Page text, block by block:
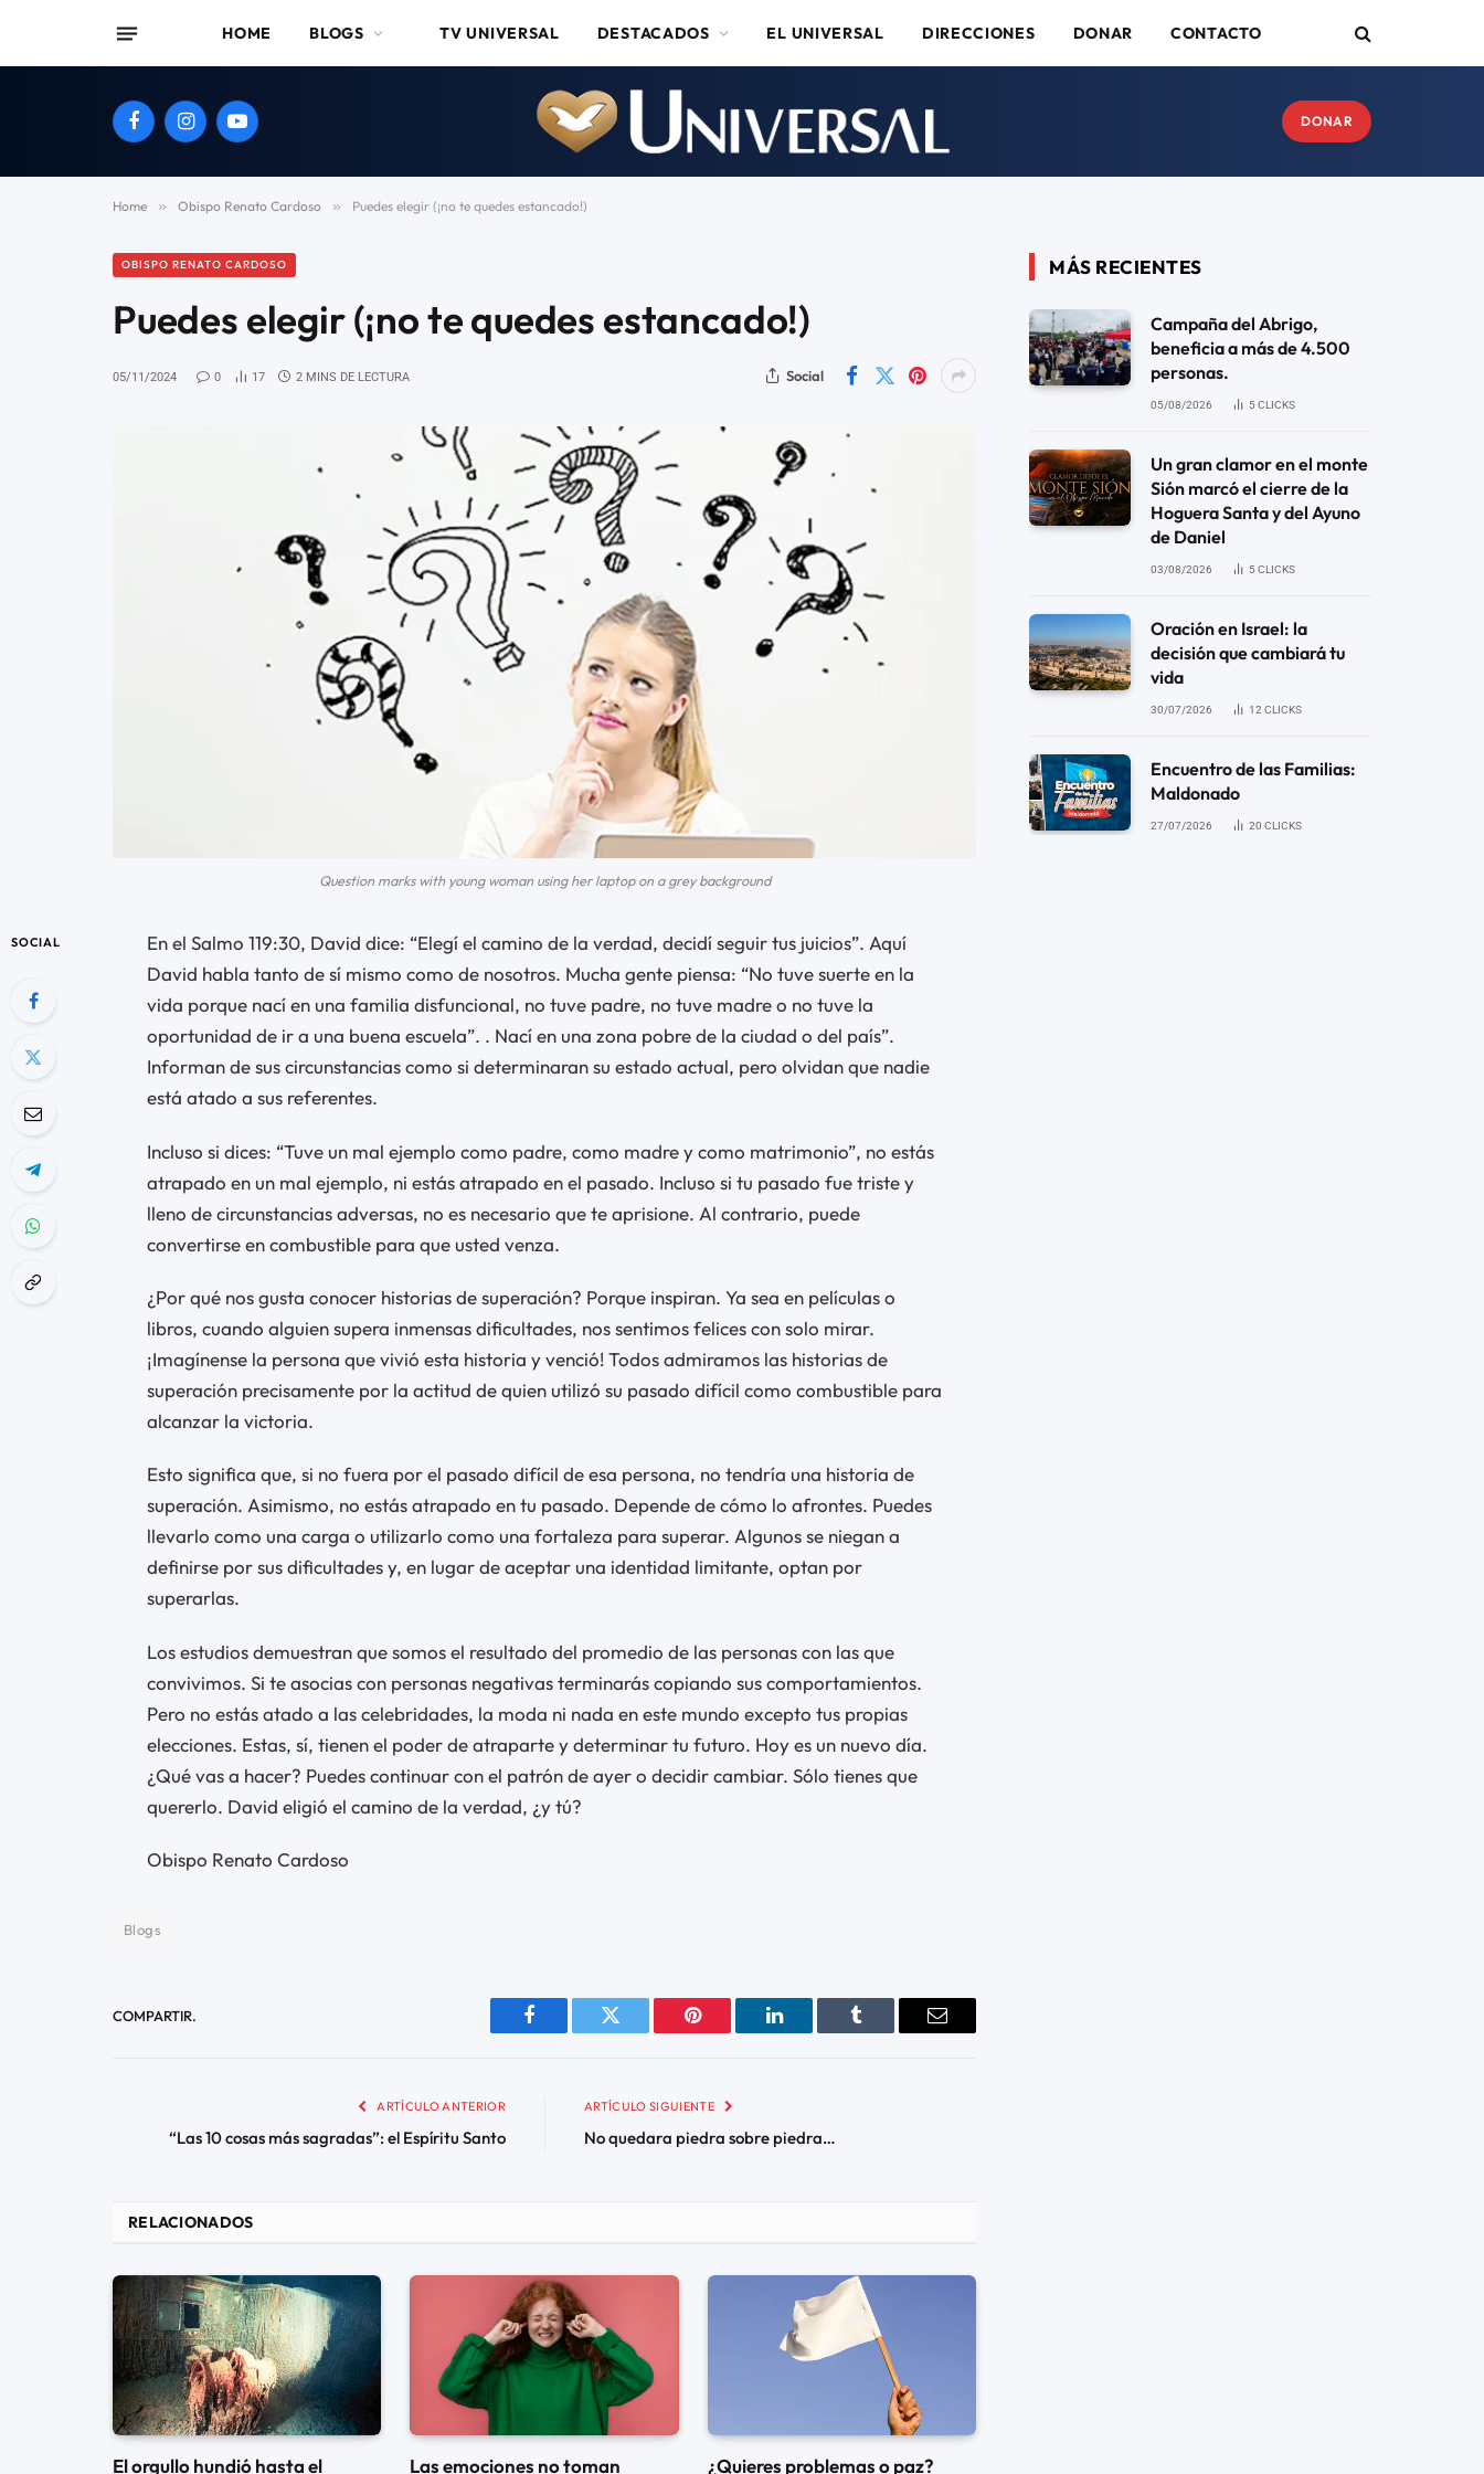
HOME BLOGS TV UNIVERSAL DESTACADOS EL UNIVERSAL DIRECCIONES DONAR CONTACTO
FacebookInstagramYouTube DONAR
Home » Obispo Renato Cardoso » Puedes elegir (¡no te quedes estancado!)
OBISPO RENATO CARDOSO
Puedes elegir (¡no te quedes estancado!)
05/11/2024 0 17 2 MINS DE LECTURA Social
Question marks with young woman using her laptop on a grey background
SOCIAL
En el Salmo 119:30, David dice: “Elegí el camino de la verdad, decidí seguir tus juicios”. Aquí
David habla tanto de sí mismo como de nosotros. Mucha gente piensa: “No tuve suerte en la
vida porque nací en una familia disfuncional, no tuve padre, no tuve madre o no tuve la
oportunidad de ir a una buena escuela”. . Nací en una zona pobre de la ciudad o del país”.
Informan de sus circunstancias como si determinaran su estado actual, pero olvidan que nadie
está atado a sus referentes.
Incluso si dices: “Tuve un mal ejemplo como padre, como madre y como matrimonio”, no estás
atrapado en un mal ejemplo, ni estás atrapado en el pasado. Incluso si tu pasado fue triste y
lleno de circunstancias adversas, no es necesario que te aprisione. Al contrario, puede
convertirse en combustible para que usted venza.
¿Por qué nos gusta conocer historias de superación? Porque inspiran. Ya sea en películas o
libros, cuando alguien supera inmensas dificultades, nos sentimos felices con solo mirar.
¡Imagínense la persona que vivió esta historia y venció! Todos admiramos las historias de
superación precisamente por la actitud de quien utilizó su pasado difícil como combustible para
alcanzar la victoria.
Esto significa que, si no fuera por el pasado difícil de esa persona, no tendría una historia de
superación. Asimismo, no estás atrapado en tu pasado. Depende de cómo lo afrontes. Puedes
llevarlo como una carga o utilizarlo como una fortaleza para superar. Algunos se niegan a
definirse por sus dificultades y, en lugar de aceptar una identidad limitante, optan por
superarlas.
Los estudios demuestran que somos el resultado del promedio de las personas con las que
convivimos. Si te asocias con personas negativas terminarás copiando sus comportamientos.
Pero no estás atado a las celebridades, la moda ni nada en este mundo excepto tus propias
elecciones. Estas, sí, tienen el poder de atraparte y determinar tu futuro. Hoy es un nuevo día.
¿Qué vas a hacer? Puedes continuar con el patrón de ayer o decidir cambiar. Sólo tienes que
quererlo. David eligió el camino de la verdad, ¿y tú?
Obispo Renato Cardoso
Blogs
COMPARTIR.
Facebook Twitter Pinterest LinkedIn Tumblr Email
ARTÍCULO ANTERIOR
“Las 10 cosas más sagradas”: el Espíritu Santo
ARTÍCULO SIGUIENTE
No quedara piedra sobre piedra…
RELACIONADOS
El orgullo hundió hasta el
Las emociones no toman
¿Quieres problemas o paz?
MÁS RECIENTES
Campaña del Abrigo,
beneficia a más de 4.500
personas.
05/08/2026 5CLICKS
Un gran clamor en el monte
Sión marcó el cierre de la
Hoguera Santa y del Ayuno
de Daniel
03/08/2026 5CLICKS
Oración en Israel: la
decisión que cambiará tu
vida
30/07/2026 12 CLICKS
Encuentro de las Familias:
Maldonado
27/07/2026 20 CLICKS